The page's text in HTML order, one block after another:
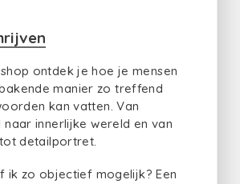
ontdek je hoe je mensen
manier zo treffend
kan vatten. Van
naar innerlijke wereld en van
detailportret.
ik zo objectief mogelijk? Een